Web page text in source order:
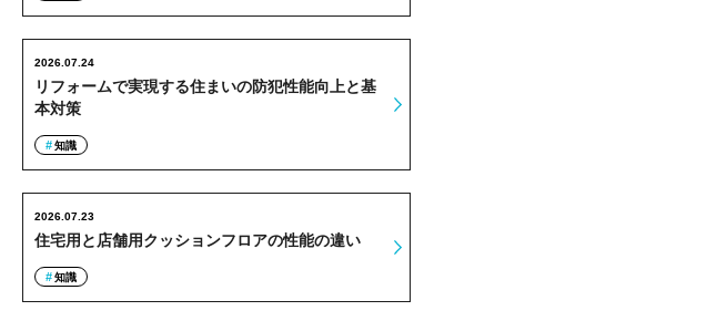
リフォームで実現する住まいの防犯性能向上と基
本対策
2026.07.24
知識
住宅用と店舗用クッションフロアの性能の違い
2026.07.23
知識